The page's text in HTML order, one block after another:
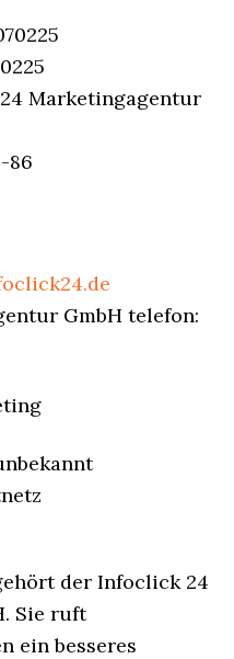
Marketingagentur
86
GmbH telefon:
der Infoclick 24
Sie ruft
ein besseres